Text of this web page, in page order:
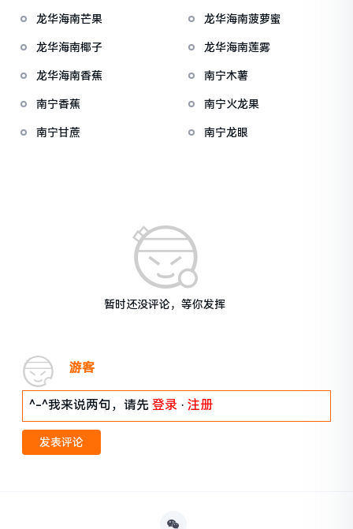
龙华海南芒果 龙华海南菠萝蜜
龙华海南椰子 龙华海南莲雾
龙华海南香蕉 南宁木薯
南宁香蕉 南宁火龙果
南宁甘蔗 南宁龙眼
暂时还没评论，等你发挥
游客
^-^我来说两句，请先登录 · 注册
发表评论